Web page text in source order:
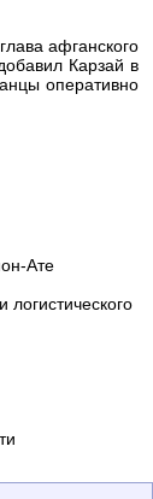
афганского
Карзай в
оперативно
Ате